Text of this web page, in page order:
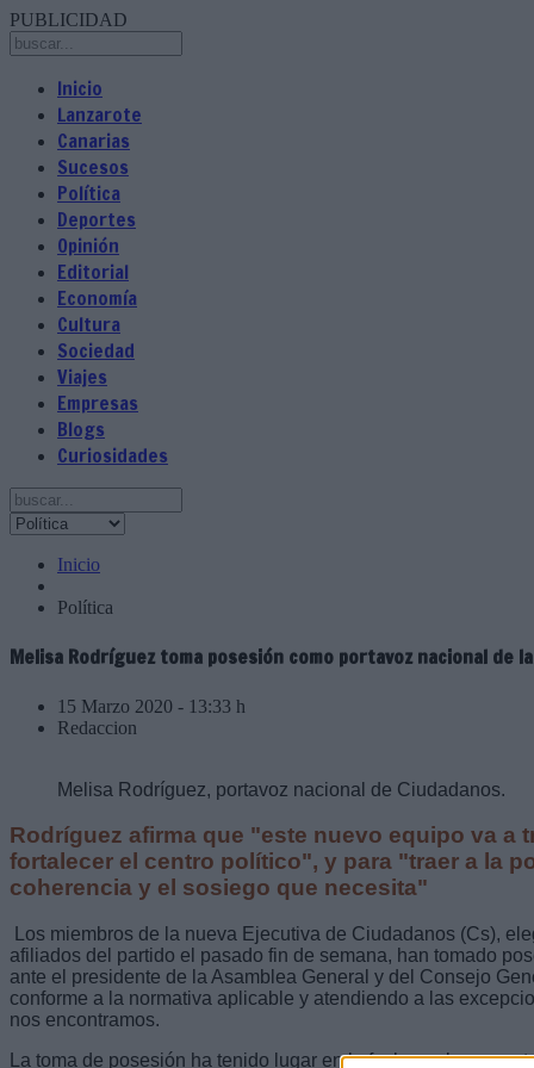
PUBLICIDAD
Inicio
Lanzarote
Canarias
Sucesos
Política
Deportes
Opinión
Editorial
Economía
Cultura
Sociedad
Viajes
Empresas
Blogs
Curiosidades
Inicio
Política
Melisa Rodríguez toma posesión como portavoz nacional de
15 Marzo 2020 - 13:33 h
Redaccion
Melisa Rodríguez, portavoz nacional de Ciudadanos.
Rodríguez afirma que "este nuevo equipo va a
fortalecer el centro político", y para "traer a la
coherencia y el sosiego que necesita"
Los miembros de la nueva Ejecutiva de Ciudadanos (Cs),
afiliados del partido el pasado fin de semana, han tomado
ante el presidente de la Asamblea General y del Consejo
conforme a la normativa aplicable y atendiendo a las
nos encontramos.
La toma de posesión ha tenido lugar en la fecha en la que